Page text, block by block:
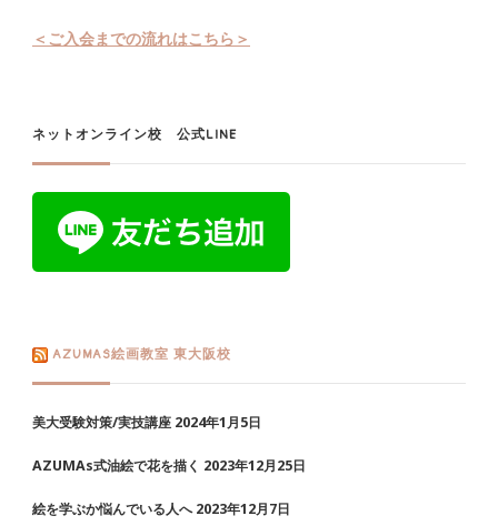
＜ご入会までの流れはこちら＞
ネットオンライン校 公式LINE
AZUMAS絵画教室 東大阪校
美大受験対策/実技講座 2024年1月5日
AZUMAs式油絵で花を描く 2023年12月25日
絵を学ぶか悩んでいる人へ 2023年12月7日